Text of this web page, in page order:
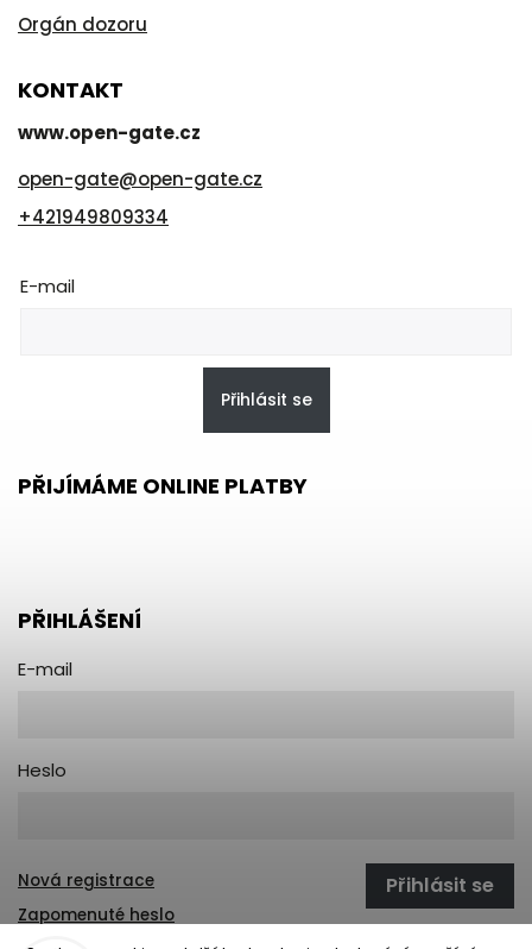
Orgán dozoru
KONTAKT
www.open-gate.cz
open-gate@open-gate.cz
+421949809334
E-mail
Přihlásit se
PŘIJÍMÁME ONLINE PLATBY
PŘIHLÁŠENÍ
E-mail
Heslo
Přihlásit se
Nová registrace
Zapomenuté heslo